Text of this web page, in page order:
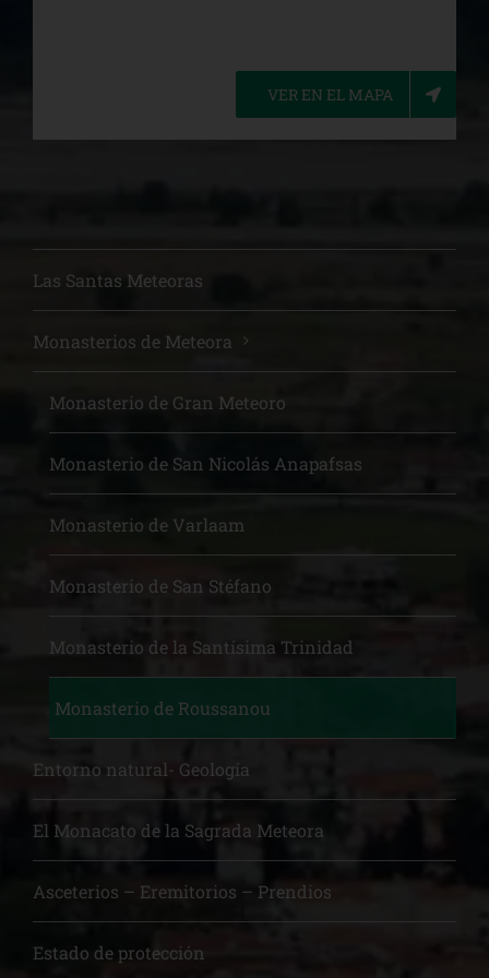
VER EN EL MAPA
Las Santas Meteoras
Monasterios de Meteora
Monasterio de Gran Meteoro
Monasterio de San Nicolás Anapafsas
Monasterio de Varlaam
Monasterio de San Stéfano
Monasterio de la Santísima Trinidad
Monasterio de Roussanou
Entorno natural- Geología
El Monacato de la Sagrada Meteora
Asceterios – Eremitorios – Prendios
Estado de protección